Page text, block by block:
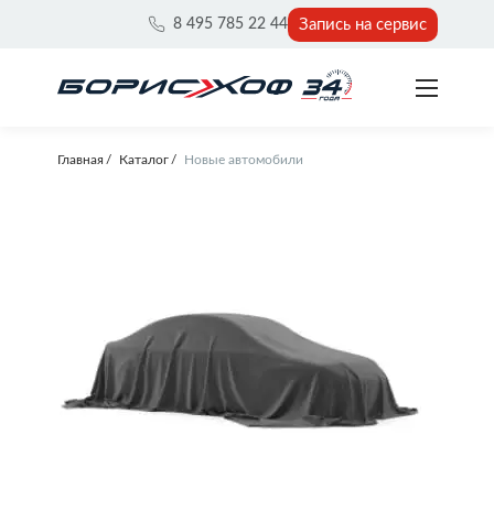
8 495 785 22 44 Запись на сервис
Главная Каталог Новые автомобили